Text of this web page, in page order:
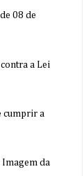
08 de
a Lei
cumprir a
Imagem da